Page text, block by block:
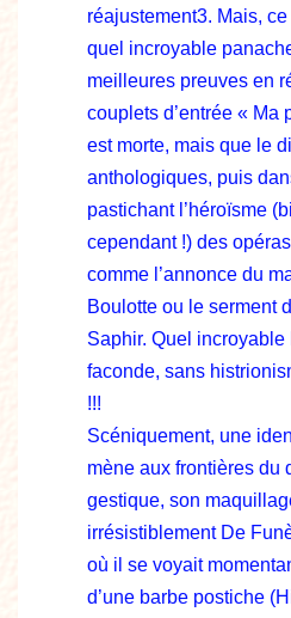
réajustement3. Mais,
quel incroyable
meilleures preuves en
couplets d’entrée « Ma
est morte, mais que le
anthologiques, puis
pastichant l’héroïsme
cependant !) des
comme l’annonce du
Boulotte ou le serment
Saphir. Quel
faconde, sans
!!!
Scéniquement, une
mène aux frontières du
gestique, son
irrésistiblement De
où il se voyait
d’une barbe postiche